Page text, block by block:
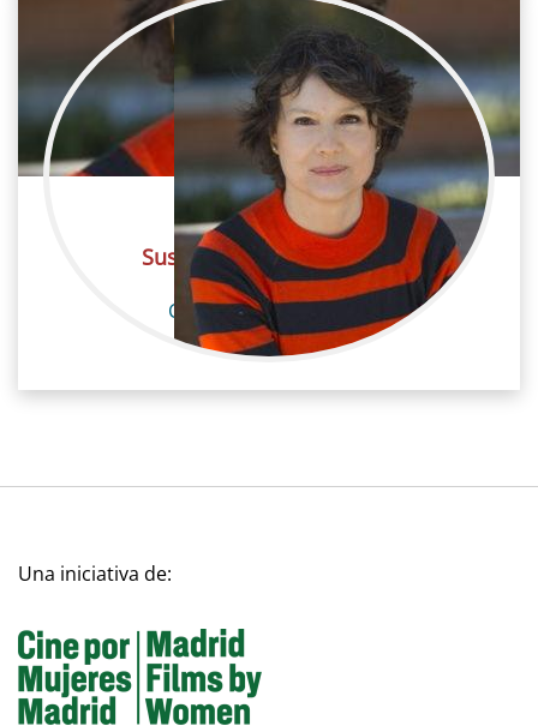
Susana Muniain Aizcorbe
Cine / Postproducción
Etalonadora
Una iniciativa de: